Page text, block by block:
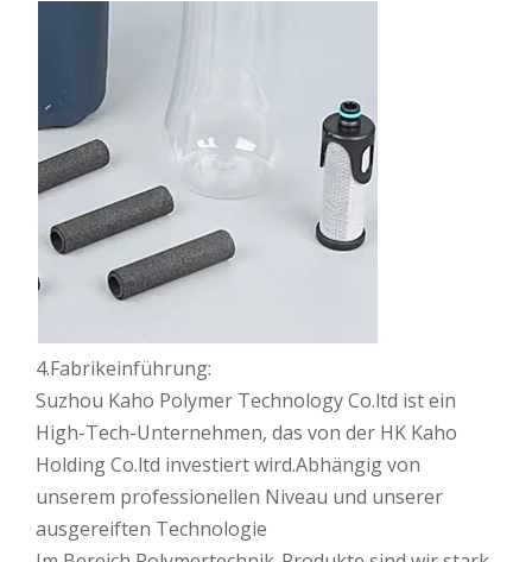
4.Fabrikeinführung:
Suzhou Kaho Polymer Technology Co.ltd ist ein
High-Tech-Unternehmen, das von der HK Kaho
Holding Co.ltd investiert wird.Abhängig von
unserem professionellen Niveau und unserer
ausgereiften Technologie